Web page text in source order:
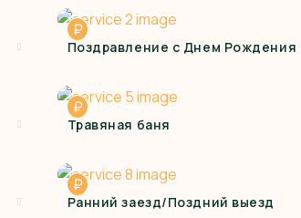
Поздравление с Днем Рождения
₽
Травяная баня
₽
Ранний заезд/Поздний выезд
₽